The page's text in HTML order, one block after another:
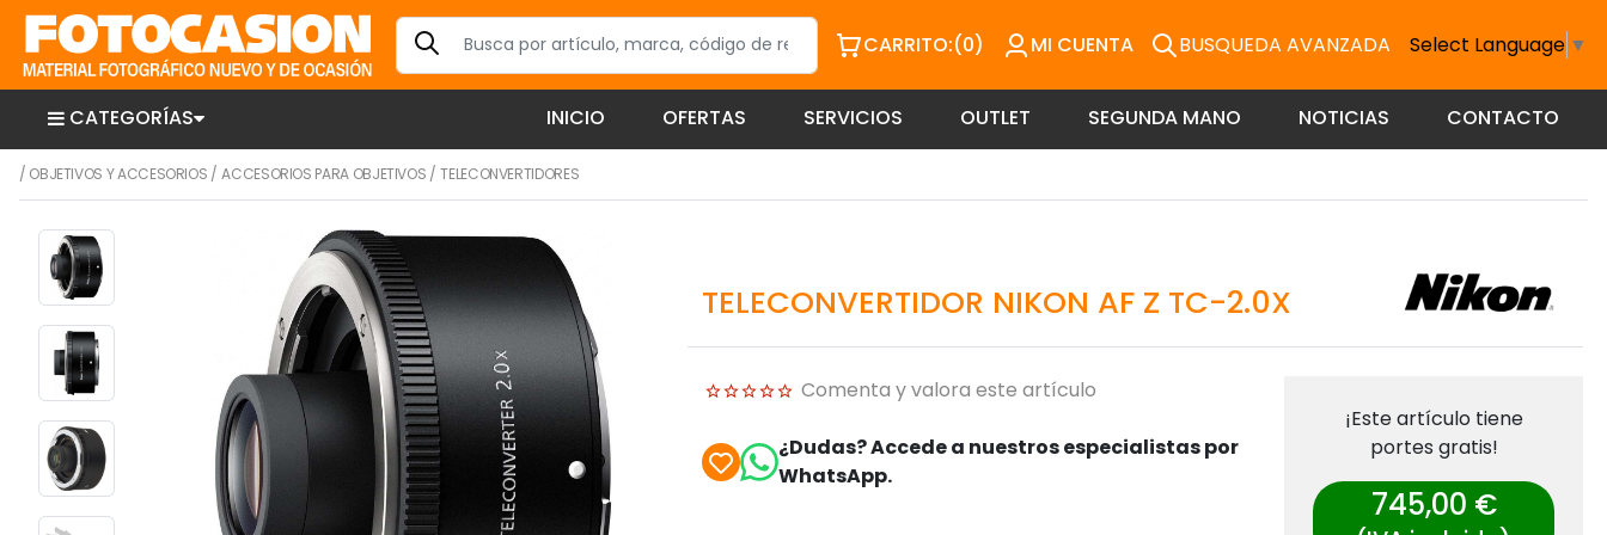
CARRITO:(0) MI CUENTA BUSQUEDA AVANZADA Select Language ▼
CATEGORÍAS INICIO OFERTAS SERVICIOS OUTLET SEGUNDA MANO NOTICIAS CONTACTO
/ OBJETIVOS Y ACCESORIOS /ACCESORIOS PARA OBJETIVOS /TELECONVERTIDORES
TELECONVERTIDOR NIKON AF Z TC-2.0X
Comenta y valora este artículo
¿Dudas? Accede a nuestros especialistas por
WhatsApp.
¡Este artículo tiene
portes gratis!
745,00 €